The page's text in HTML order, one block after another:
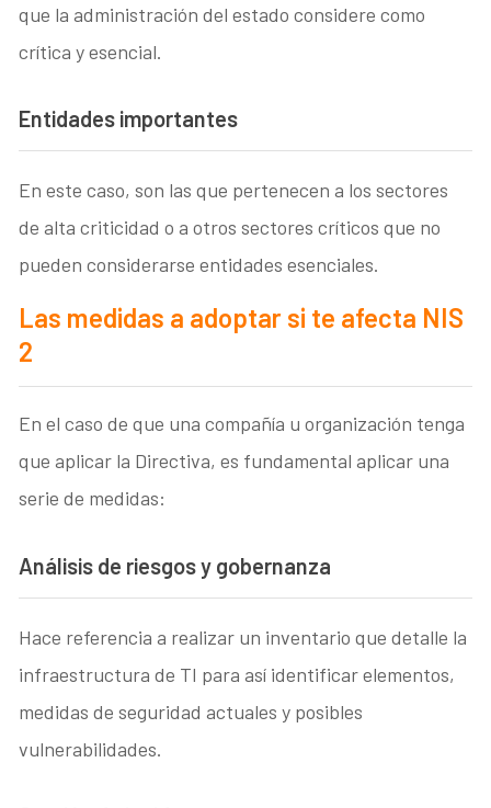
que la administración del estado considere como
crítica y esencial.
Entidades importantes
En este caso, son las que pertenecen a los sectores
de alta criticidad o a otros sectores críticos que no
pueden considerarse entidades esenciales.
Las medidas a adoptar si te afecta NIS
2
En el caso de que una compañía u organización tenga
que aplicar la Directiva, es fundamental aplicar una
serie de medidas:
Análisis de riesgos y gobernanza
Hace referencia a realizar un inventario que detalle la
infraestructura de TI para así identificar elementos,
medidas de seguridad actuales y posibles
vulnerabilidades.